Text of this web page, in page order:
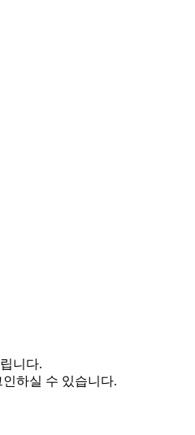
니다.
하실 수 있습니다.